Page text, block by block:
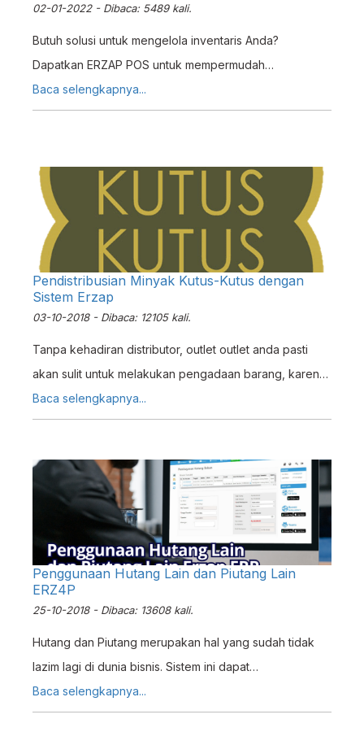
02-01-2022 - Dibaca: 5489 kali.
Butuh solusi untuk mengelola inventaris Anda?
Dapatkan ERZAP POS untuk mempermudah
pengecekan inventaris usaha Anda!
Baca selengkapnya...
Pendistribusian Minyak Kutus-Kutus dengan
Sistem Erzap
03-10-2018 - Dibaca: 12105 kali.
Tanpa kehadiran distributor, outlet outlet anda pasti
akan sulit untuk melakukan pengadaan barang, karena
distributor adalah jembatan penghubung antara usaha
anda dan pabrik. Menjadi distributor bukan hal yang
dan pembukuan. Anda memerlukan sebuah sistem
untuk menghandle pendataan dari segala kegiatan
yang ada seperti pengadaan, penjualan, monitoring
stok, dan pembukuan. Tetapi dengan menggunakan
Sistem ERZAP, Distributor tidak perlu risau, karena
dengan penerapan Sistem ERZAP dapat mempermudah
anda dalam melakukan pendataan kegiatan tersebut
Baca selengkapnya...
Penggunaan Hutang Lain dan Piutang Lain
ERZ4P
25-10-2018 - Dibaca: 13608 kali.
Hutang dan Piutang merupakan hal yang sudah tidak
lazim lagi di dunia bisnis. Sistem ini dapat
menguntungkan kedua belah pihak, baik Kreditur
maupun Debitur. Walapun menguntungkan, hutang dan
Baca selengkapnya...